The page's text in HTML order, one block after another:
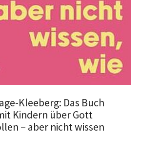
Kleeberg: Das Buch
Kindern über Gott
– aber nicht wissen